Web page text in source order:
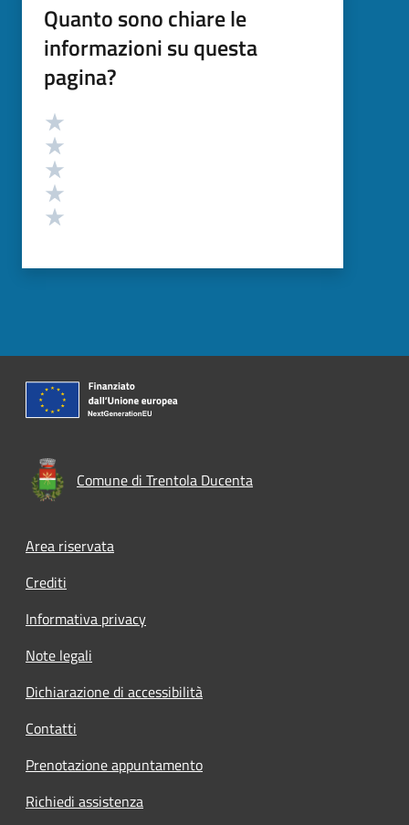
Quanto sono chiare le
informazioni su questa
pagina?
Valutazione
Comune di Trentola Ducenta
Footer menu
Area riservata
Crediti
Informativa privacy
Note legali
Dichiarazione di accessibilità
Contatti
Prenotazione appuntamento
Richiedi assistenza